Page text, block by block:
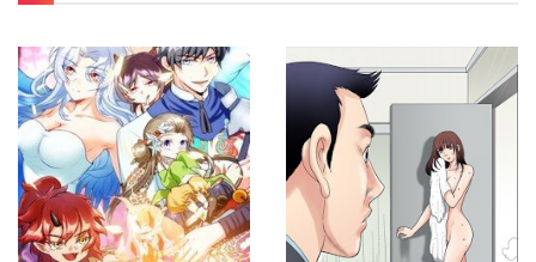
Chapter 124 24/09/2024
Chapter 123 24/09/2024